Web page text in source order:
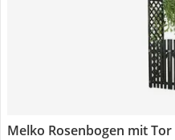
Melko Rosenbogen mit Tor